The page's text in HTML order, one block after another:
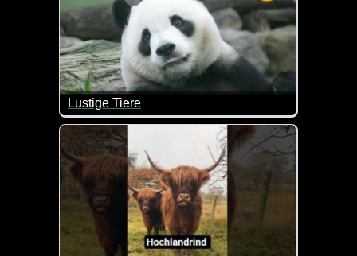
Lustige Tiere
Tiere mit lustigen Aktion sind hier an der